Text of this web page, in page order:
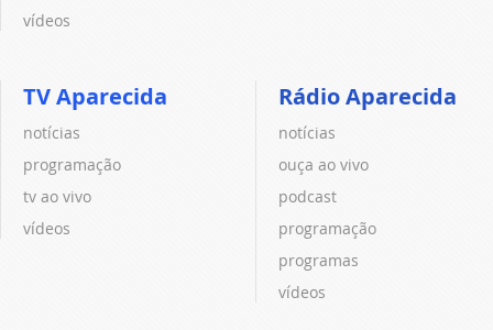
vídeos
TV Aparecida
notícias
programação
tv ao vivo
vídeos
Rádio Aparecida
notícias
ouça ao vivo
podcast
programação
programas
vídeos